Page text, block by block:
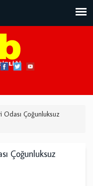
Çoğunluksuz
Çoğunluksuz